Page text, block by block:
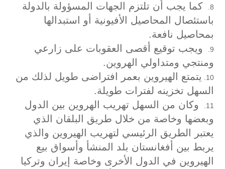
كما يجب أن تلتزم الجهات المسؤولة بالدولة
باستئصال المحاصيل الأفيونية أو استبدالها
بمحاصيل نافعة.
ويجب توقيع أقصى العقوبات على زارعي
ومنتجي ومتداولي الهروين.
يتمتع الهيروين بعمر افتراضى طويل لذلك من
السهل تخزينه لفترات طويلة.
وكان من السهل تهريب الهروين بين الدول
وبعضها وخاصة من خلال طريق البلقان الذي
يعتبر الطريق الرئيسي لتهريب الهيروين والذي
يربط بين أفغانستان بلد المنشأ وأسواق بيع
الهيروين في الدول الأخرى وخاصة إيران وتركيا